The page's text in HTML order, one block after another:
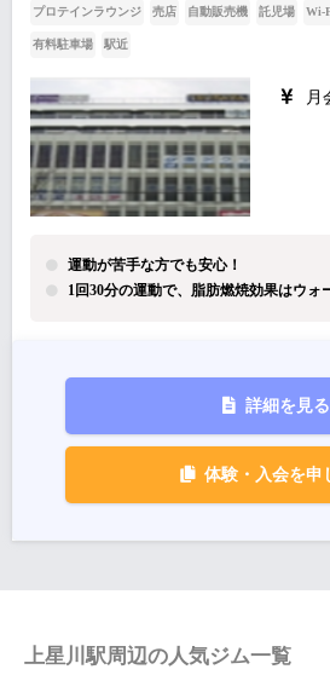
プロテインラウンジ 売店 自動販売機 託児場 Wi-
有料駐車場 駅近
月
運動が苦手な方でも安心！
1回30分の運動で、脂肪燃焼効果はウォ
詳細を見る
体験・入会を申
上星川駅周辺の人気ジム一覧